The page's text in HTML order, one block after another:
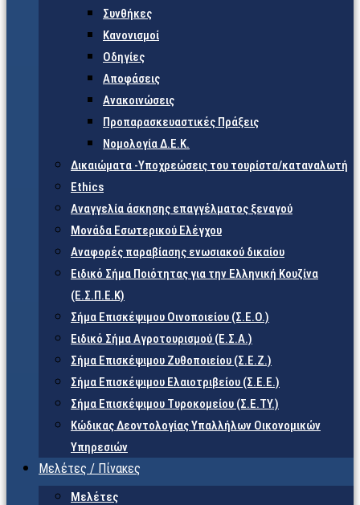
Συνθήκες
Κανονισμοί
Οδηγίες
Αποφάσεις
Ανακοινώσεις
Προπαρασκευαστικές Πράξεις
Νομολογία Δ.Ε.Κ.
Δικαιώματα -Υποχρεώσεις του τουρίστα/καταναλωτή
Ethics
Αναγγελία άσκησης επαγγέλματος ξεναγού
Μονάδα Εσωτερικού Ελέγχου
Αναφορές παραβίασης ενωσιακού δικαίου
Ειδικό Σήμα Ποιότητας για την Ελληνική Κουζίνα
(Ε.Σ.Π.Ε.Κ)
Σήμα Επισκέψιμου Οινοποιείου (Σ.Ε.Ο.)
Ειδικό Σήμα Αγροτουρισμού (Ε.Σ.Α.)
Σήμα Επισκέψιμου Ζυθοποιείου (Σ.Ε.Ζ.)
Σήμα Επισκέψιμου Ελαιοτριβείου (Σ.Ε.Ε.)
Σήμα Επισκέψιμου Τυροκομείου (Σ.Ε.TY.)
Κώδικας Δεοντολογίας Υπαλλήλων Οικονομικών
Υπηρεσιών
Μελέτες / Πίνακες
Μελέτες